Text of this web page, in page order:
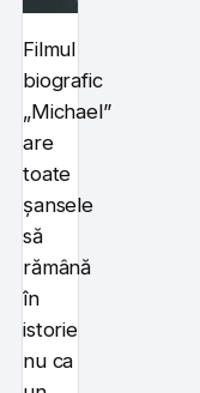
Filmul
biografic
„Michael”
are
toate
șansele
să
rămână
în
istorie
nu ca